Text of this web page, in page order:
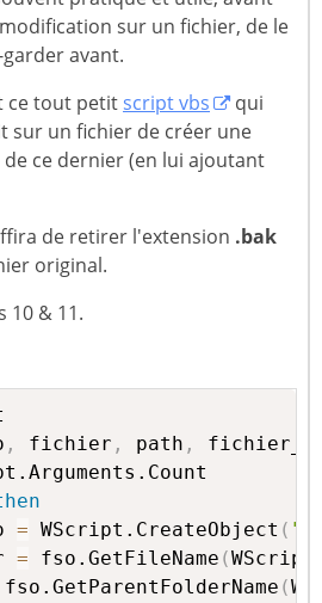
sur un fichier, de le
avant.
ce tout petitscript vbs
qui
sur un fichier de créer une
ce dernier (en lui ajoutant
de retirer l'extension .bak
original.
10 & 11.
, fichier , path ,
= WScript.CreateObject (
= fso.GetFileName (
fso.GetParentFolderName (